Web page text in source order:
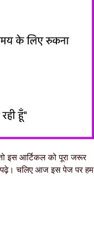
इस आर्टिकल को पूरा जरूर
पढ़े। चलिए आज इस पेज पर हम